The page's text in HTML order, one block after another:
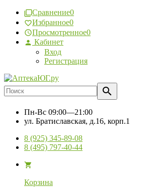
Сравнение0
Избранное0
Просмотренное0
Кабинет
Вход
Регистрация
Пн-Вс 09:00—21:00
ул. Братиславская, д.16, корп.1
8 (925) 345-89-08
8 (495) 797-40-44
Корзина